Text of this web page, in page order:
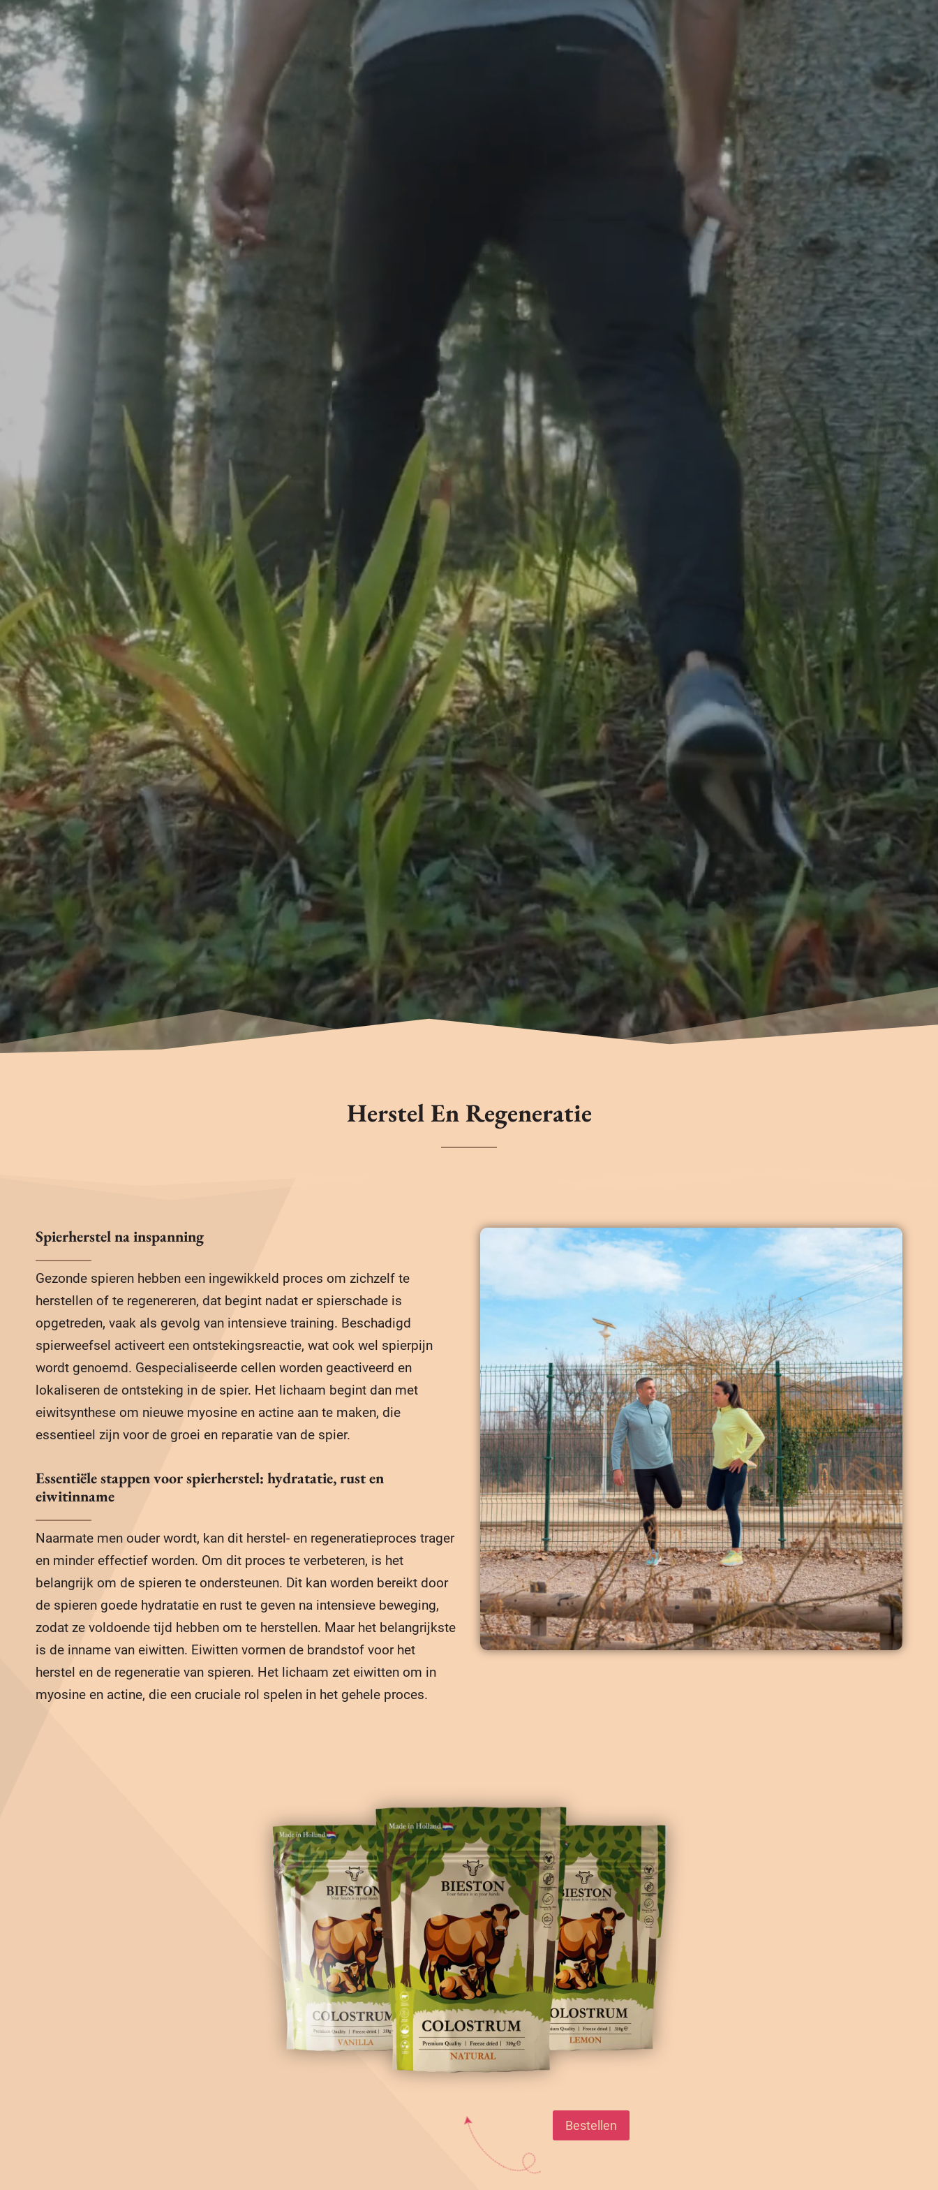
Herstel En Regeneratie
Spierherstel na inspanning
Gezonde spieren hebben een ingewikkeld proces om zichzelf te
herstellen of te regenereren, dat begint nadat er spierschade is
opgetreden, vaak als gevolg van intensieve training. Beschadigd
spierweefsel activeert een ontstekingsreactie, wat ook wel spierpijn
wordt genoemd. Gespecialiseerde cellen worden geactiveerd en
lokaliseren de ontsteking in de spier. Het lichaam begint dan met
eiwitsynthese om nieuwe myosine en actine aan te maken, die
essentieel zijn voor de groei en reparatie van de spier.
Essentiële stappen voor spierherstel: hydratatie, rust en
eiwitinname
Naarmate men ouder wordt, kan dit herstel- en regeneratieproces trager
en minder effectief worden. Om dit proces te verbeteren, is het
belangrijk om de spieren te ondersteunen. Dit kan worden bereikt door
de spieren goede hydratatie en rust te geven na intensieve beweging,
zodat ze voldoende tijd hebben om te herstellen. Maar het belangrijkste
is de inname van eiwitten. Eiwitten vormen de brandstof voor het
herstel en de regeneratie van spieren. Het lichaam zet eiwitten om in
myosine en actine, die een cruciale rol spelen in het gehele proces.
Bestellen